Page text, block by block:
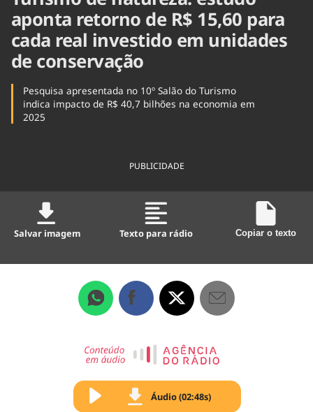
aponta retorno de R$ 15,60 para
cada real investido em unidades
de conservação
Pesquisa apresentada no 10º Salão do Turismo
indica impacto de R$ 40,7 bilhões na economia em
2025
PUBLICIDADE
Salvar imagem Texto para rádio Copiar o texto
Áudio (02:48s)